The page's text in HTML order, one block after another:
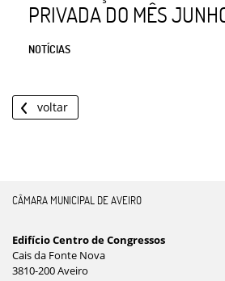
PRIVADA DO MÊS
NOTÍCIAS
voltar
CÂMARA MUNICIPAL DE AVEIRO
Edifício Centro de Congressos
Cais da Fonte Nova
3810-200 Aveiro